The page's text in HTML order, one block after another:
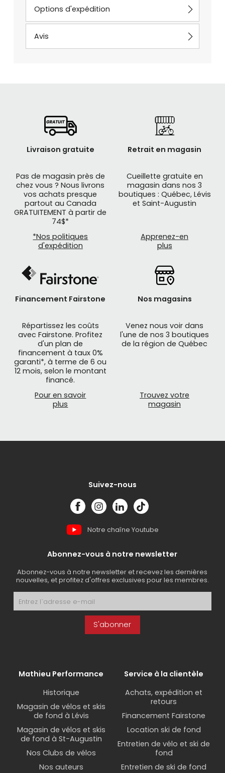
Options d'expédition
Avis
Livraison gratuite
Pas de magasin près de
chez vous ? Nous livrons
vos achats presque
partout au Canada
GRATUITEMENT à partir de
74$*
*Nos politiques
d'expédition
Retrait en magasin
Cueillette gratuite en
magasin dans nos 3
boutiques : Québec, Lévis
et Saint-Augustin
Apprenez-en
plus
Financement Fairstone
Répartissez les coûts
avec Fairstone. Profitez
d'un plan de
financement à taux 0%
garanti*, à terme de 6 ou
12 mois, selon le montant
financé.
Pour en savoir
plus
Nos magasins
Venez nous voir dans
l'une de nos 3 boutiques
de la région de Québec
Trouvez votre
magasin
Suivez-nous
Notre chaîne Youtube
Abonnez-vous à notre newsletter
Abonnez-vous à notre newsletter et recevez les dernières
nouvelles, et profitez d'offres exclusives pour les membres.
S'abonner
Mathieu Performance
Historique
Magasin de vélos et skis
de fond à Lévis
Magasin de vélos et skis
de fond à St-Augustin
Nos Clubs de vélos
Nos auteurs
Service à la clientèle
Achats, expédition et
retours
Financement Fairstone
Location ski de fond
Entretien de vélo et ski de
fond
Entretien de ski de fond